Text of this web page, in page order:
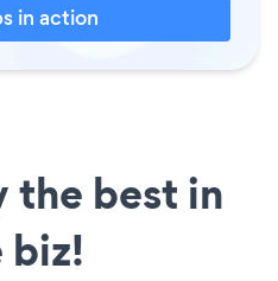
in action
the best in
biz!